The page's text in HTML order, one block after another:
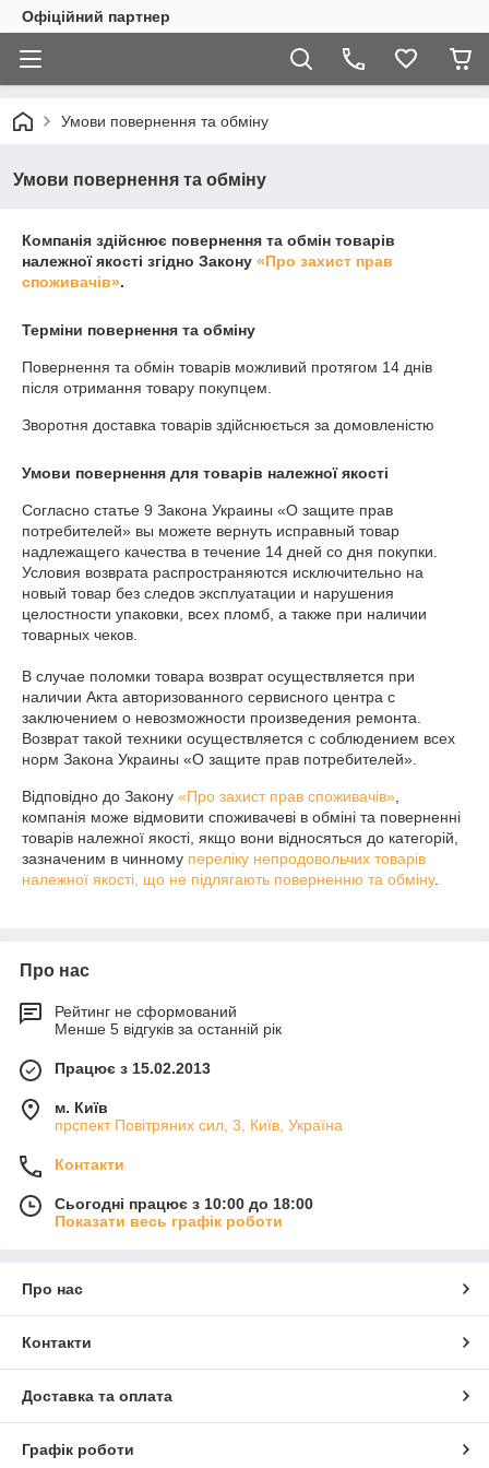
Офіційний партнер
Умови повернення та обміну
Умови повернення та обміну
Компанія здійснює повернення та обмін товарів
належної якості згідно Закону «Про захист прав
споживачів».
Терміни повернення та обміну
Повернення та обмін товарів можливий протягом 14 днів
після отримання товару покупцем.
Зворотня доставка товарів здійснюється за домовленістю
Умови повернення для товарів належної якості
Согласно статье 9 Закона Украины «О защите прав
потребителей» вы можете вернуть исправный товар
надлежащего качества в течение 14 дней со дня покупки.
Условия возврата распространяются исключительно на
новый товар без следов эксплуатации и нарушения
целостности упаковки, всех пломб, а также при наличии
товарных чеков.
В случае поломки товара возврат осуществляется при
наличии Акта авторизованного сервисного центра с
заключением о невозможности произведения ремонта.
Возврат такой техники осуществляется с соблюдением всех
норм Закона Украины «О защите прав потребителей».
Відповідно до Закону «Про захист прав споживачів»
компанія може відмовити споживачеві в обміні та поверненні
товарів належної якості, якщо вони відносяться до категорій,
зазначеним в чинному переліку непродовольчих товарів
належної якості, що не підлягають поверненню та обміну.
Про нас
Рейтинг не сформований
Менше 5 відгуків за останній рік
Працює з 15.02.2013
м. Київ
прспект Повітряних сил, 3, Київ, Україна
Контакти
Сьогодні працює з 10:00 до 18:00
Показати весь графік роботи
Про нас
Контакти
Доставка та оплата
Графік роботи